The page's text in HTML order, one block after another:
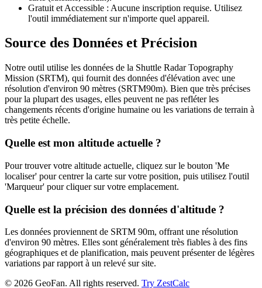
Gratuit et Accessible : Aucune inscription requise. Utilisez
l'outil immédiatement sur n'importe quel appareil.
Source des Données et Précision
Notre outil utilise les données de la Shuttle Radar Topography
Mission (SRTM), qui fournit des données d'élévation avec une
résolution d'environ 90 mètres (SRTM90m). Bien que très précises
pour la plupart des usages, elles peuvent ne pas refléter les
changements récents d'origine humaine ou les variations de terrain à
très petite échelle.
Quelle est mon altitude actuelle ?
Pour trouver votre altitude actuelle, cliquez sur le bouton 'Me
localiser' pour centrer la carte sur votre position, puis utilisez l'outil
'Marqueur' pour cliquer sur votre emplacement.
Quelle est la précision des données d'altitude ?
Les données proviennent de SRTM 90m, offrant une résolution
d'environ 90 mètres. Elles sont généralement très fiables à des fins
géographiques et de planification, mais peuvent présenter de légères
variations par rapport à un relevé sur site.
© 2026 GeoFan. All rights reserved. Try ZestCalc